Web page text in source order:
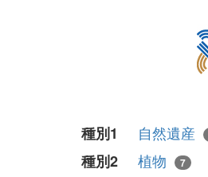
種別1 自然遺産
種別2 植物 7